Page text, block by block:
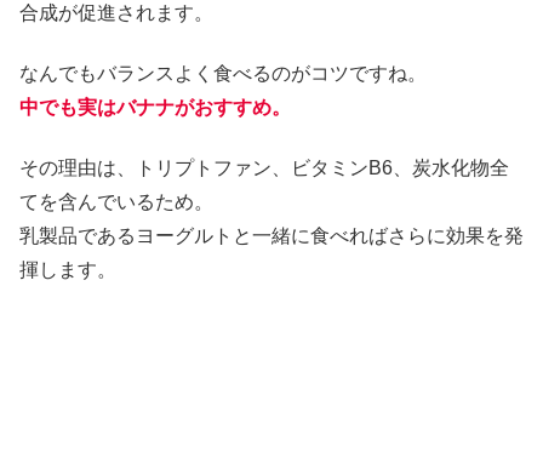
合成が促進されます。
なんでもバランスよく食べるのがコツですね。
中でも実はバナナがおすすめ。
その理由は、トリプトファン、ビタミンB6、炭水化物全
てを含んでいるため。
乳製品であるヨーグルトと一緒に食べればさらに効果を発
揮します。